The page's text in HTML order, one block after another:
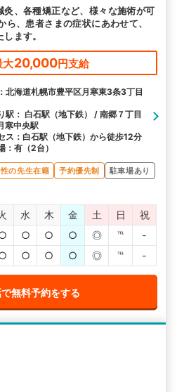
、各種矯正など、様々な施術が可
、患者さまの症状にあわせて、
ます。
大20,000円支給
北海道札幌市豊平区月寒東3条3丁目
駅： 白石駅（地下鉄） / 南郷７丁目
寒中央駅
ス：白石駅（地下鉄）から徒歩12分
：有（2台）
の先生在籍 予約優先制
駐車場あり
水 木 金 土 日
祝
○ ○ ○ ◎ ℡
-
○ ○ ○ ◎ ℡ -
無料予約をする